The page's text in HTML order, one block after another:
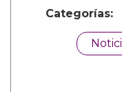
Categorías: